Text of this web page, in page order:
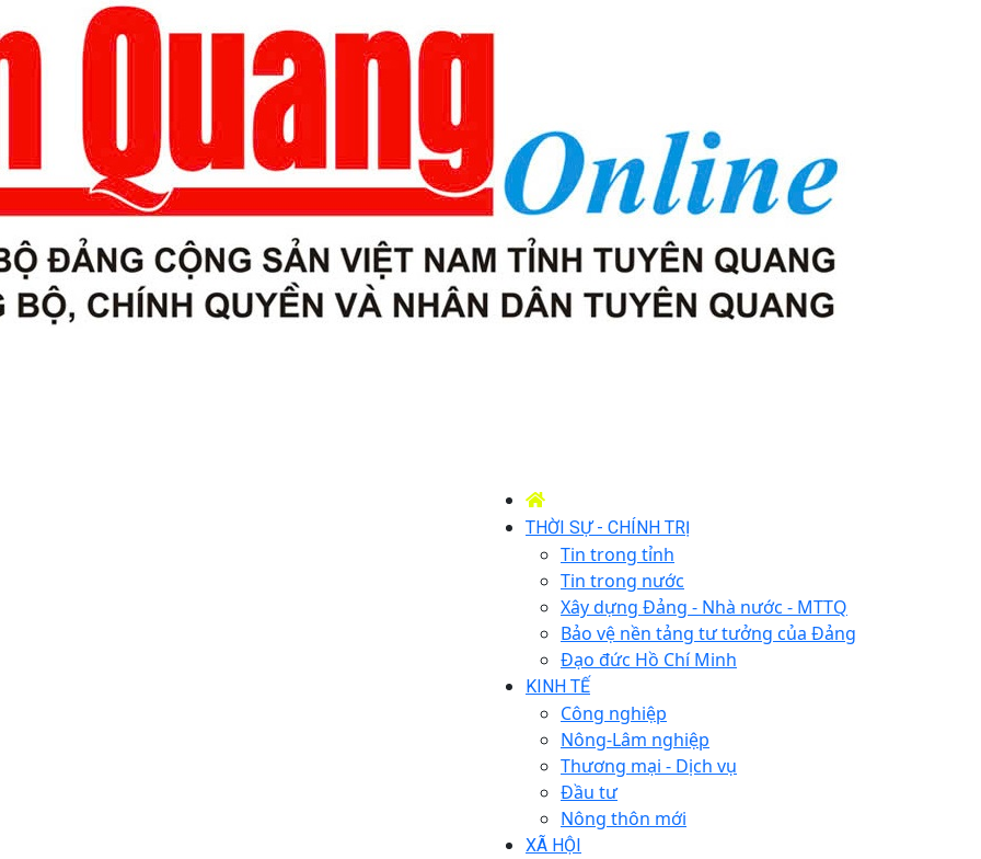
THỜI SỰ - CHÍNH TRỊ
Tin trong tỉnh
Tin trong nước
Xây dựng Đảng - Nhà nước - MTTQ
Bảo vệ nền tảng tư tưởng của Đảng
Đạo đức Hồ Chí Minh
KINH TẾ
Công nghiệp
Nông-Lâm nghiệp
Thương mại - Dịch vụ
Đầu tư
Nông thôn mới
XÃ HỘI